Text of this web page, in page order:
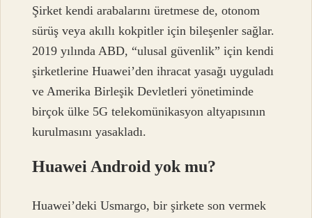
Şirket kendi arabalarını üretmese de, otonom
sürüş veya akıllı kokpitler için bileşenler sağlar.
2019 yılında ABD, “ulusal güvenlik” için kendi
şirketlerine Huawei’den ihracat yasağı uyguladı
ve Amerika Birleşik Devletleri yönetiminde
birçok ülke 5G telekomünikasyon altyapısının
kurulmasını yasakladı.
Huawei Android yok mu?
Huawei’deki Usmargo, bir şirkete son vermek